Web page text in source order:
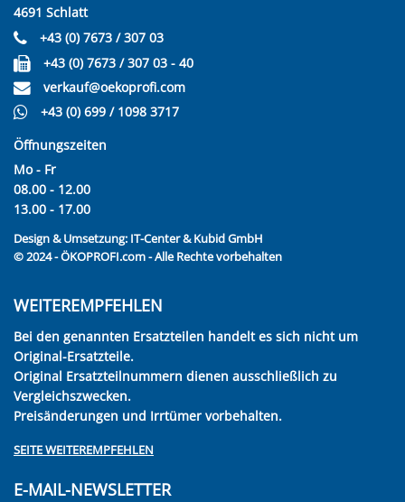
4691 Schlatt
+43 (0) 7673 / 307 03
+43 (0) 7673 / 307 03 - 40
verkauf@oekoprofi.com
+43 (0) 699 / 1098 3717
Öffnungszeiten
Mo - Fr
08.00 - 12.00
13.00 - 17.00
Design & Umsetzung: IT-Center & Kubid GmbH
© 2024 - ÖKOPROFI.com - Alle Rechte vorbehalten
WEITEREMPFEHLEN
Bei den genannten Ersatzteilen handelt es sich nicht um
Original-Ersatzteile.
Original Ersatzteilnummern dienen ausschließlich zu
Vergleichszwecken.
Preisänderungen und Irrtümer vorbehalten.
SEITE WEITEREMPFEHLEN
E-MAIL-NEWSLETTER